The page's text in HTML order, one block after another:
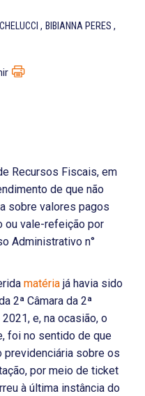
, BIBIANNA PERES ,
Recursos Fiscais, em
de que não
sobre valores pagos
ou vale-refeição por
Administrativo n°
matéria já havia sido
2ª Câmara da 2ª
e, na ocasião, o
foi no sentido de que
previdenciária sobre os
por meio de ticket
à última instância do